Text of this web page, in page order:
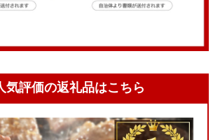
気評価の返礼品はこちら